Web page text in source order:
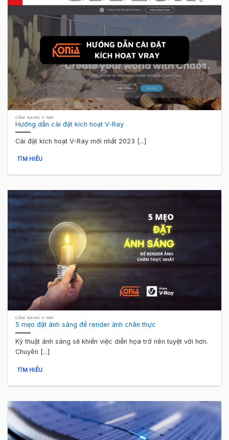
CẨM NANG V-RAY
Hướng dẫn cài đặt kích hoạt V-Ray
Cài đặt kích hoạt V-Ray mới nhất 2023 [...]
TÌM HIỂU
CẨM NANG V-RAY
5 mẹo đặt ánh sáng để render ảnh chân thực
Kỹ thuật ánh sáng sẽ khiến việc diễn họa trở nên tuyệt vời hơn.
Chuyên [...]
TÌM HIỂU